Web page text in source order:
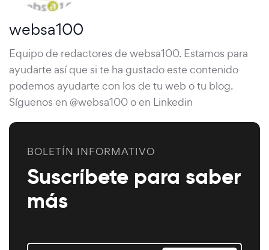
websa100
Equipo de redactores de websa100. Estamos para
ayudarte así que si te ha gustado este contenido
podemos ayudarte con los de tu web o tu blog.
Síguenos en @websa100 o en Linkedin
BOLETÍN INFORMATIVO
Suscríbete para saber
más